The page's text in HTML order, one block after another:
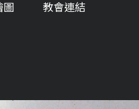
圖
教會連結